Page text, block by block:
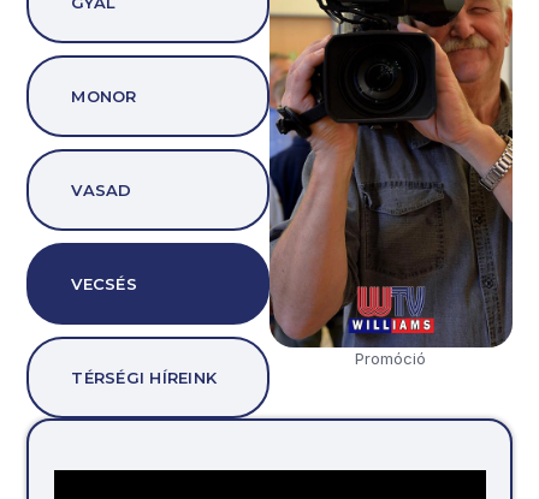
MONOR
VASAD
VECSÉS
TÉRSÉGI HÍREINK
Promóció